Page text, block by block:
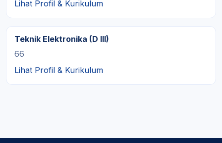
Lihat Profil & Kurikulum
Teknik Elektronika (D III)
66
Lihat Profil & Kurikulum